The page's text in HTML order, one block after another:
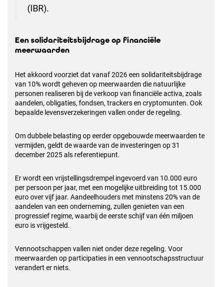
(IBR).
Een solidariteitsbijdrage op financiële
meerwaarden
Het akkoord voorziet dat vanaf 2026 een solidariteitsbijdrage
van 10% wordt geheven op meerwaarden die natuurlijke
personen realiseren bij de verkoop van financiële activa, zoals
aandelen, obligaties, fondsen, trackers en cryptomunten. Ook
bepaalde levensverzekeringen vallen onder de regeling.
Om dubbele belasting op eerder opgebouwde meerwaarden te
vermijden, geldt de waarde van de investeringen op 31
december 2025 als referentiepunt.
Er wordt een vrijstellingsdrempel ingevoerd van 10.000 euro
per persoon per jaar, met een mogelijke uitbreiding tot 15.000
euro over vijf jaar. Aandeelhouders met minstens 20% van de
aandelen van een onderneming, zullen genieten van een
progressief regime, waarbij de eerste schijf van één miljoen
euro is vrijgesteld.
Vennootschappen vallen niet onder deze regeling. Voor
meerwaarden op participaties in een vennootschapsstructuur
verandert er niets.